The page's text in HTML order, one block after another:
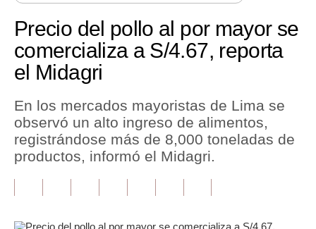
Economía
Mercados
Política
Tu Dinero
Finanzas Personales
Precio del pollo al por mayor se
comercializa a S/4.67, reporta
el Midagri
En los mercados mayoristas de Lima se
observó un alto ingreso de alimentos,
registrándose más de 8,000 toneladas de
productos, informó el Midagri.